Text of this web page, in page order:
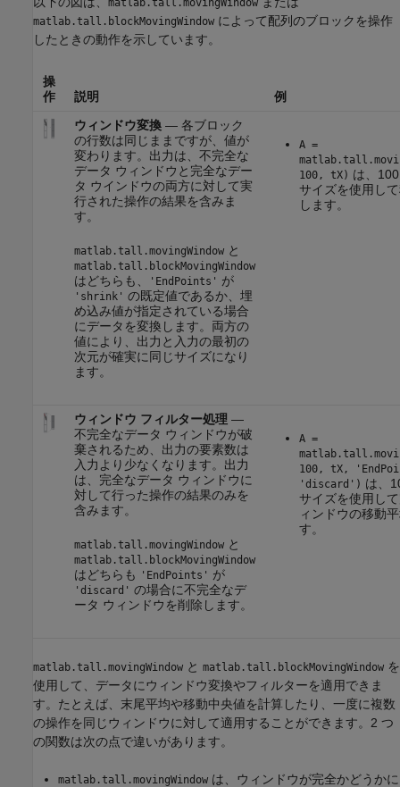
matlab.tall.movingWindow
matlab.tall.blockMovingWindow によって配列のブロックを操作
したときの動作を示しています。
操
作
説明
例
ウィンドウ変換— 各ブロック
の行数は同じままですが、値が
変わります。出力は、不完全な
データ ウィンドウと完全なデー
タ ウインドウの両方に対して実
行された操作の結果を含みま
す。
matlab.tall.movingWindowと
matlab.tall.blockMovingWindow
はどちらも、 'EndPoints' が
'shrink' の既定値であるか、埋
め込み値が指定されている場合
にデータを変換します。両方の
値により、出力と入力の最初の
次元が確実に同じサイズになり
ます。
A =
100, tX) は、
サイズを使用し
します。
ウィンドウ フィルター処理 —
不完全なデータ ウィンドウが破
棄されるため、出力の要素数は
入力より少なくなります。出力
は、完全なデータ ウィンドウに
対して行った操作の結果のみを
含みます。
matlab.tall.movingWindowと
matlab.tall.blockMovingWindow
はどちらも 'EndPoints' が
'discard' の場合に不完全なデ
ータ ウィンドウを削除します。
A =
100, tX,
'discard') は、
サイズを使用し
ィンドウの移動
す。
matlab.tall.movingWindow と matlab.tall.blockMovingWindow を
使用して、データにウィンドウ変換やフィルターを適用できま
す。たとえば、末尾平均や移動中央値を計算したり、一度に複数
の操作を同じウィンドウに対して適用することができます。2 つ
の関数は次の点で違いがあります。
matlab.tall.movingWindow は、ウィンドウが完全かどうかに